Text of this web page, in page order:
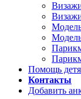
Помощь
Контакты
Добавить